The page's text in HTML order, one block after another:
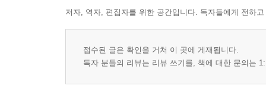
저자, 역자, 편집자를 위한 공간입니다. 독자들에게 전하
접수된 글은 확인을 거쳐 이 곳에 게재됩니다.
독자 분들의 리뷰는 리뷰 쓰기를, 책에 대한 문의는